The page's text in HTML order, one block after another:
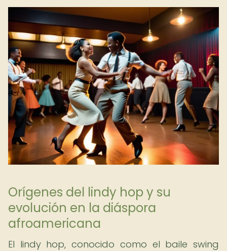
Orígenes del lindy hop y su
evolución en la diáspora
afroamericana
El lindy hop, conocido como el baile swing